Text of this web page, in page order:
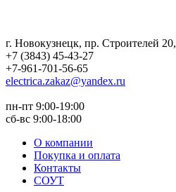
г. Новокузнецк, пр. Строителей 20,
+7 (3843) 45-43-27
+7-961-701-56-65
electrica.zakaz@yandex.ru
пн-пт 9:00-19:00
сб-вс 9:00-18:00
О компании
Покупка и оплата
Контакты
СОУТ